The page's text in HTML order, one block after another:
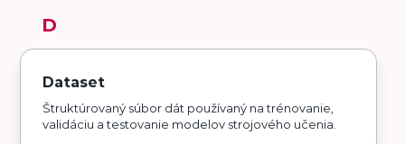
D
Dataset
Štruktúrovaný súbor dát používaný na trénovanie,
validáciu a testovanie modelov strojového učenia.